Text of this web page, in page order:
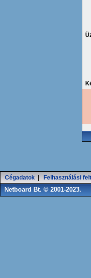
Cégadatok Felhasználási
Netboard Bt. © 2001-2023.